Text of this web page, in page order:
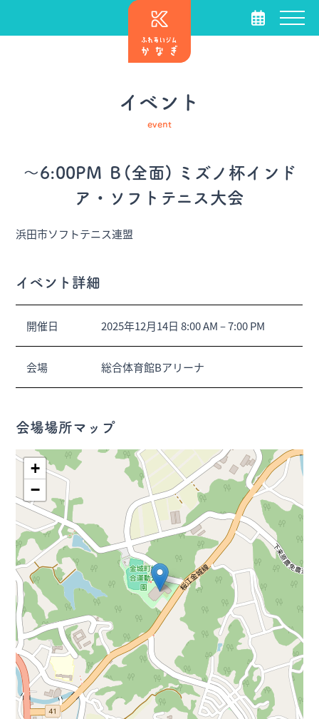
イベント
event
～6:00PM Ｂ(全面) ミズノ杯インド
ア・ソフトテニス大会
浜田市ソフトテニス連盟
イベント詳細
開催日 2025年12月14日 8:00 AM–7:00 PM
会場 総合体育館Bアリーナ
会場場所マップ
+
−